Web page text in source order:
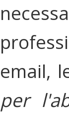
email,
per